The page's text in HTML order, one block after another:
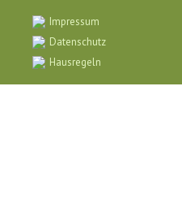
Impressum
Datenschutz
Hausregeln